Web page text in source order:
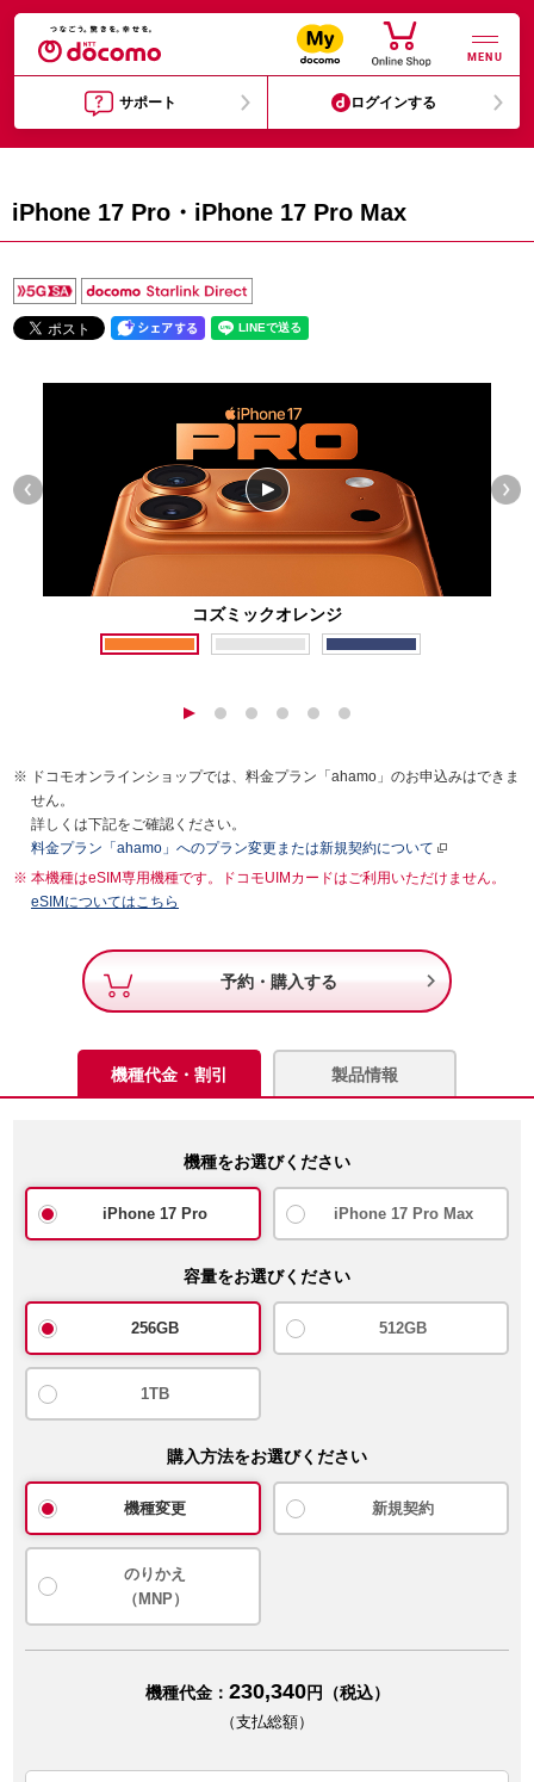
MENU
サポート ログインする
iPhone 17 Pro・iPhone 17 Pro Max
コズミックオレンジ
ドコモオンラインショップでは、料金プラン「ahamo」のお申込みはできま
せん。
詳しくは下記をご確認ください。
料金プラン「ahamo」へのプラン変更または新規契約について
本機種はeSIM専用機種です。ドコモUIMカードはご利用いただけません。
eSIMについてはこちら
予約・購入する 
機種代金・割引 製品情報
機種をお選びください
iPhone 17 Pro iPhone 17 Pro Max
容量をお選びください
256GB 512GB
1TB
購入方法をお選びください
機種変更 新規契約
のりかえ
（MNP）
機種代金： 230,340円（税込）
（支払総額）